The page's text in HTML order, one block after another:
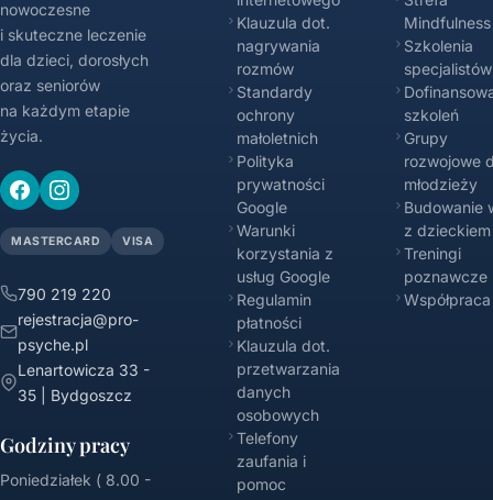
nowoczesne
i skuteczne leczenie
dla dzieci, dorosłych
oraz seniorów
na każdym etapie
życia.
MASTERCARD VISA
790 219 220
rejestracja@pro-
psyche.pl
Lenartowicza 33 -
35 | Bydgoszcz
Godziny pracy
Poniedziałek ( 8.00 -
Klauzula dot.
nagrywania
rozmów
Standardy
ochrony
małoletnich
Polityka
prywatności
Google
Warunki
korzystania z
usług Google
Regulamin
płatności
Klauzula dot.
przetwarzania
danych
osobowych
Telefony
zaufania i
pomoc
Mindfulness
Szkolenia
specjalistów
szkoleń
Grupy
rozwojowe
młodzieży
Budowanie
z dzieckiem
Treningi
poznawcze
Współpraca